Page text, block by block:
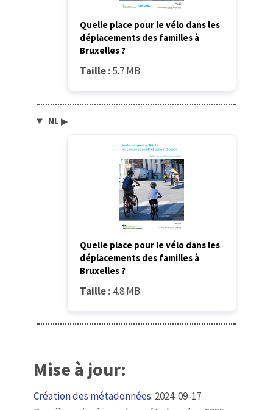
Quelle place pour le vélo dans les
déplacements des familles à
Bruxelles ?
Taille :5.7 MB
NL ▶
Quelle place pour le vélo dans les
déplacements des familles à
Bruxelles ?
Taille : 4.8 MB
Mise à jour:
Création des métadonnées: 2024-09-17